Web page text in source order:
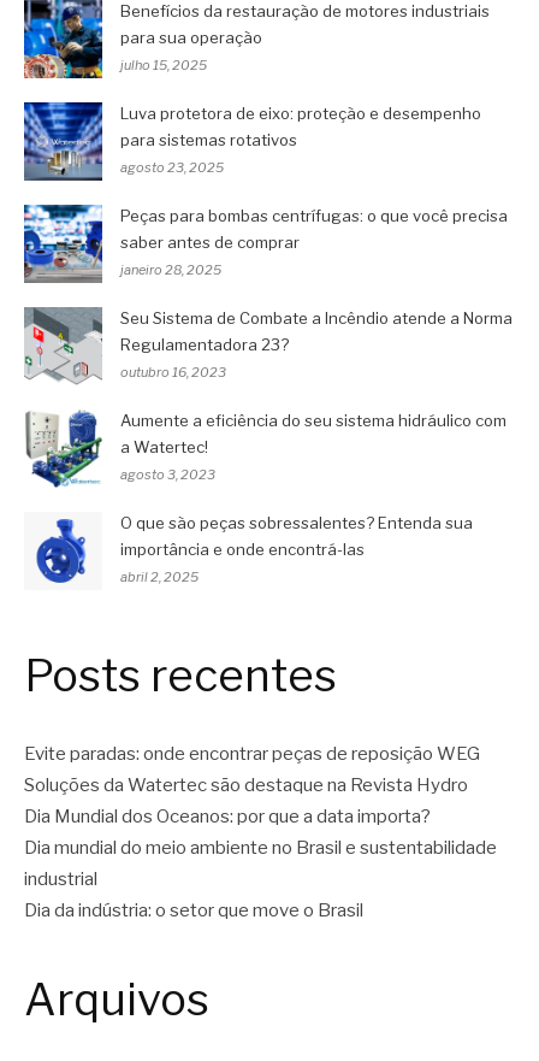
Benefícios da restauração de motores industriais
para sua operação
julho 15, 2025
Luva protetora de eixo: proteção e desempenho
para sistemas rotativos
agosto 23, 2025
Peças para bombas centrífugas: o que você precisa
saber antes de comprar
janeiro 28, 2025
Seu Sistema de Combate a Incêndio atende a Norma
Regulamentadora 23?
outubro 16, 2023
Aumente a eficiência do seu sistema hidráulico com
a Watertec!
agosto 3, 2023
O que são peças sobressalentes? Entenda sua
importância e onde encontrá-las
abril 2, 2025
Posts recentes
Evite paradas: onde encontrar peças de reposição WEG
Soluções da Watertec são destaque na Revista Hydro
Dia Mundial dos Oceanos: por que a data importa?
Dia mundial do meio ambiente no Brasil e sustentabilidade
industrial
Dia da indústria: o setor que move o Brasil
Arquivos